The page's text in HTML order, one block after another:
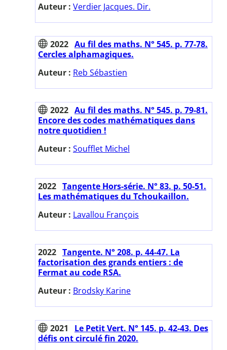
Auteur : Verdier Jacques. Dir.
2022 Au fil des maths. N° 545. p. 77-78.
Cercles alphamagiques.
Auteur : Reb Sébastien
2022 Au fil des maths. N° 545. p. 79-81.
Encore des codes mathématiques dans
notre quotidien !
Auteur : Soufflet Michel
2022 Tangente Hors-série. N° 83. p. 50-51.
Les mathématiques du Tchoukaillon.
Auteur : Lavallou François
2022 Tangente. N° 208. p. 44-47. La
factorisation des grands entiers : de
Fermat au code RSA.
Auteur : Brodsky Karine
2021
Le Petit Vert. N° 145. p. 42-43. Des
défis ont circulé fin 2020.